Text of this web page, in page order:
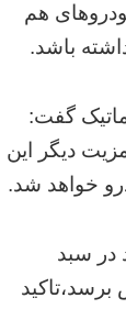
هم
گفت:
دیگر این
خواهد شد.
در سبد
برسد،تاکید